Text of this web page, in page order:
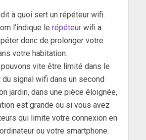
à quoi sert un répéteur wifi.
l’indique le répéteur wifi a
donc de prolonger votre
votre habitation.
vite être limité dans le
signal wifi dans un second
jardin, dans une pièce éloignée,
est grande ou si vous avez
qui limite votre connexion en
ou votre smartphone.